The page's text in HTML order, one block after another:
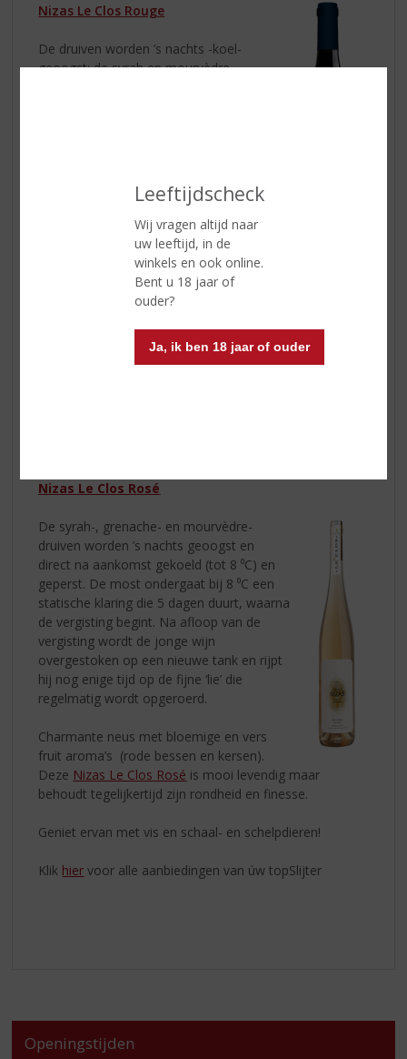
Leeftijdscheck
Wij vragen altijd naar
uw leeftijd, in de
winkels en ook online.
Bent u 18 jaar of
ouder?
Ja, ik ben 18 jaar of ouder
Nizas Le Clos Rouge
De druiven worden ’s nachts -koel-
geoogst; de syrah en mourvèdre
spontaan op gang komt. Zodra de
gisting klaar is, wordt de hoed van
schilletjes net zo vaak en lang
ondergeduwd tot de juiste hoeveelheid tannine
persoonlijkheid vanNizas Le Clos Rougeligt in het fruit
en de kruidigheid van de Syrah. Er is een mooie balans
Nizas Le Clos Rosé
De syrah-, grenache- en mourvèdre-
druiven worden ’s nachts geoogst en
direct na aankomst gekoeld (tot 8 ⁰C) en
geperst. De most ondergaat bij 8 ⁰C een
statische klaring die 5 dagen duurt, waarna
de vergisting begint. Na afloop van de
vergisting wordt de jonge wijn
overgestoken op een nieuwe tank en rijpt
hij nog enige tijd op de fijne ‘lie’ die
regelmatig wordt opgeroerd.
Charmante neus met bloemige en vers
fruit aroma’s (rode bessen en kersen).
Deze Nizas Le Clos Rosé is mooi levendig maar
behoudt tegelijkertijd zijn rondheid en finesse.
Geniet ervan met vis en schaal- en schelpdieren!
Klik hier voor alle aanbiedingen van úw topSlijter
Openingstijden